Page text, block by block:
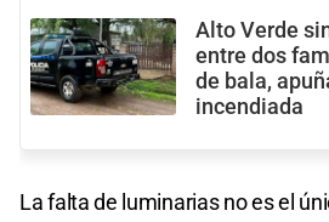
Alto Verde
entre dos
de bala,
incendiada
La falta de luminarias no es el